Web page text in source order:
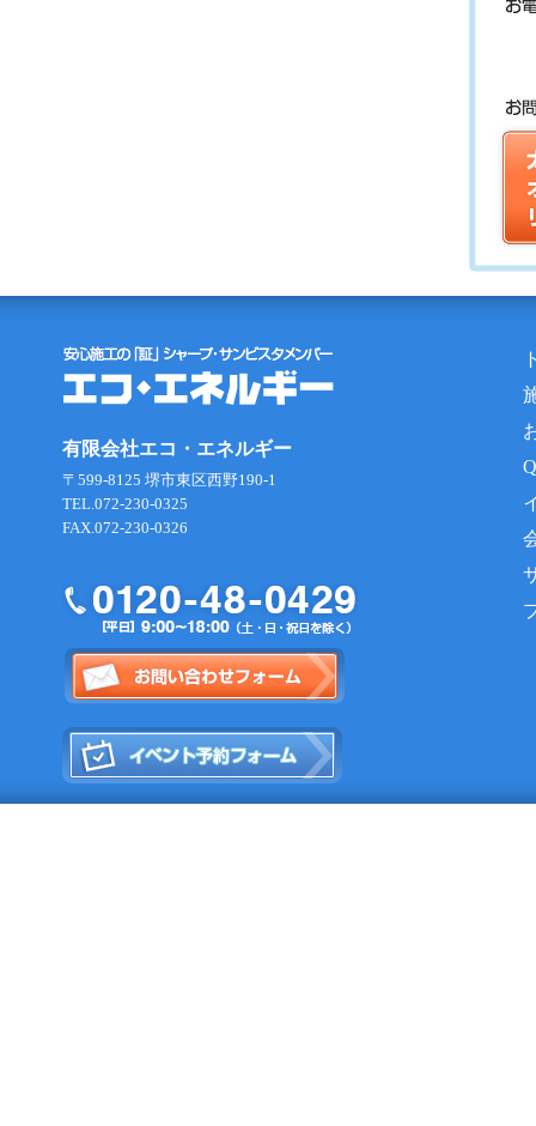
有限会社エコ・エネルギー
〒599-8125 堺市東区西野190-1
TEL.072-230-0325
FAX.072-230-0326